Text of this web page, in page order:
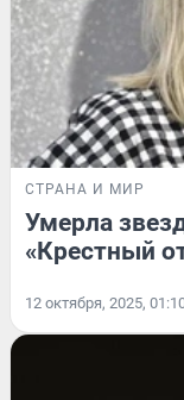
СТРАНА И МИР
Умерла
«Крестный
12 октября, 2025,